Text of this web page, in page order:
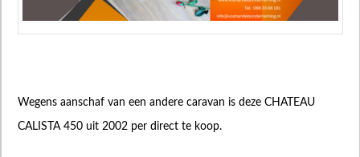
Wegens aanschaf van een andere caravan is deze CHATEAU
CALISTA 450 uit 2002 per direct te koop.